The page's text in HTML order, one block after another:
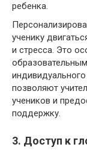
ребенка.
ученику
и стресса. Это
позволяют
учеников и
поддержку.
3. Доступ к